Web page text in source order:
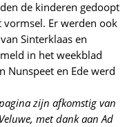
de kinderen gedoopt
Er werden ook
Sinterklaas en
in het weekblad
Nunspeet en Ede werd
zijn afkomstig van
met dank aan Ad